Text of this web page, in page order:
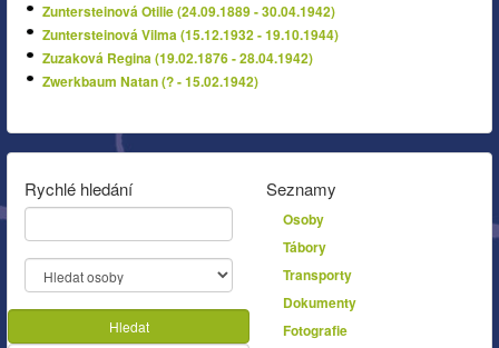
Zuntersteinová Otilie (24.09.1889 - 30.04.1942)
Zuntersteinová Vilma (15.12.1932 - 19.10.1944)
Zuzaková Regina (19.02.1876 - 28.04.1942)
Zwerkbaum Natan (? - 15.02.1942)
Rychlé hledání
Hledat
Seznamy
Osoby
Tábory
Transporty
Dokumenty
Fotografie